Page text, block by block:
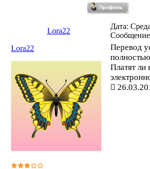
Lora22
Дата:
Lora22
Перевод
Платят ли